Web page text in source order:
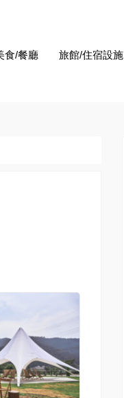
食/餐廳 旅館/住宿設施